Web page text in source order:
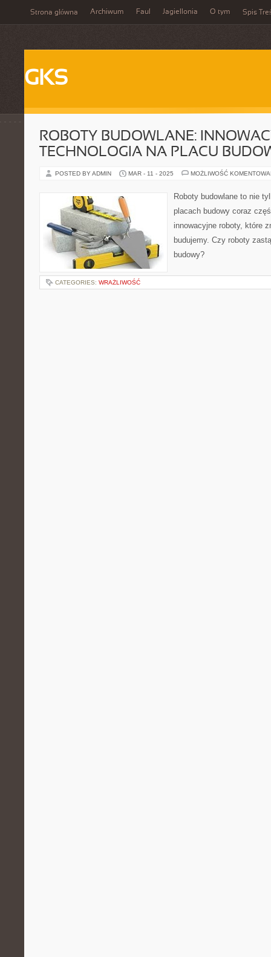
Strona główna Archiwum Faul Jagiellonia O tym Spis
GKS
ROBOTY BUDOWLANE:
TECHNOLOGIA NA PLACU
POSTED BY ADMIN MAR - 11 - 2025 MOŻLIWOŚĆ
Roboty budowlane to nie
placach budowy coraz
innowacyjne roboty, które
budujemy. Czy roboty
budowy?
CATEGORIES: WRAŻLIWOŚĆ